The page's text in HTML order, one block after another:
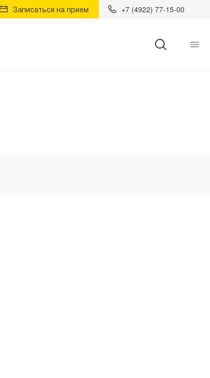
Записаться на прием +7 (4922) 77-15-00